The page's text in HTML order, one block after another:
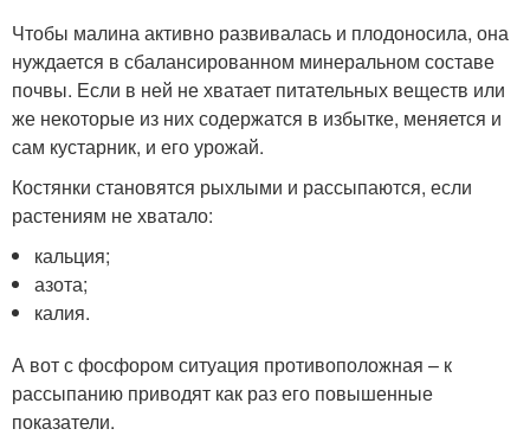
Чтобы малина активно развивалась и плодоносила, она
нуждается в сбалансированном минеральном составе
почвы. Если в ней не хватает питательных веществ или
же некоторые из них содержатся в избытке, меняется и
сам кустарник, и его урожай.
Костянки становятся рыхлыми и рассыпаются, если
растениям не хватало:
кальция;
азота;
калия.
А вот с фосфором ситуация противоположная – к
рассыпанию приводят как раз его повышенные
показатели.